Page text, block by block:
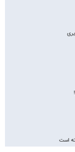
است